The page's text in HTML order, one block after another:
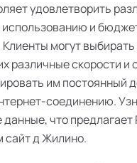
удовлетворить
использованию и
могут выбирать
различные скорости и
им постоянный
соединению.
что предлагает
д Жилино.